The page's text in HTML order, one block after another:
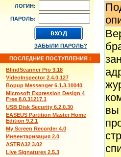
ЛОГИН:
ПАРОЛЬ:
ЗАБЫЛИ ПАРОЛЬ?
ПОСЛЕДНИЕ ПОСТУПЛЕНИЯ :
BlindScanner Pro 3.18
VideoInspector 2.4.0.127
Bopup Messenger 6.1.3.10040
Microsoft Expression Design 4
Free 8.0.31217.1
USB Disk Security 6.2.0.30
EASEUS Partition Master Home
Edition 9.2.1
My Screen Recorder 4.0
Инвентаризация 2.0
ASTRA32 3.02
Live Signatures 2.5.3
вы